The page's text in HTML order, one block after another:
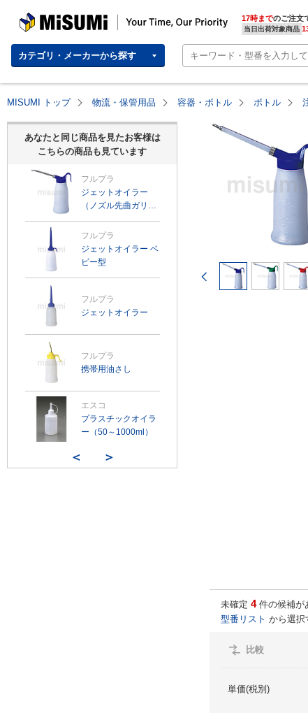
MISUMI | Your Time, Our Priority 17時までのご注文
当日出荷対象商品
カテゴリ・メーカーから探す
MISUMI トップ 物流・保管用品 容器・ボトル ボトル
あなたと同じ商品を見たお客様は
こちらの商品も見ています
フルプラ
ジェットオイラー
（ノズル先曲ガリ形
状）
フルプラ
ジェットオイラー ベ
ビー型
フルプラ
ジェットオイラー
フルプラ
携帯用油さし
エスコ
プラスチックオイラ
ー（50～1000ml）
＜ ＞
前のページ
未確定 4件の候補が
型番リスト から選択
比較
単価(税別)